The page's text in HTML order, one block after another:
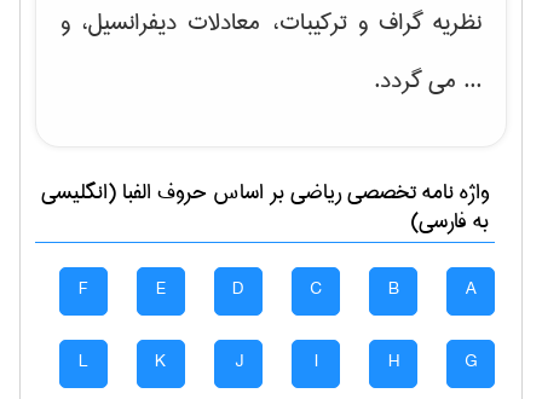
نظریه گراف و تركیبات، معادلات دیفرانسیل، و
... می گردد.
واژه نامه تخصصیرياضیبر اساس حروف الفبا (انگلیسی
به فارسی)
A
B
C
D
E
F
G
H
I
J
K
L